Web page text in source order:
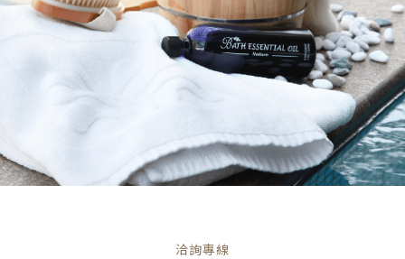
洽詢專線